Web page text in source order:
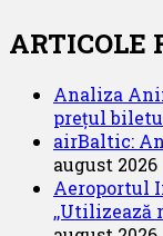
ARTICOLE
Analiza
prețul
airBaltic:
august 2026
Aeroportul
,,Utilizează